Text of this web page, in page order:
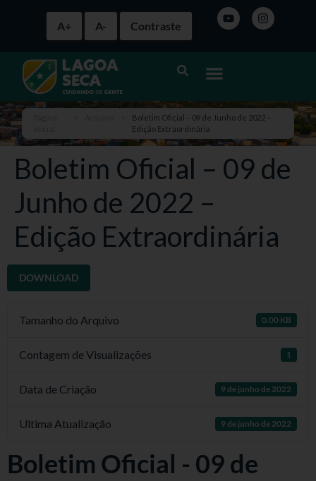
A+ A- Contraste
Boletim Oficial – 09 de Junho de 2022 –
Edição Extraordinária
Boletim Oficial – 09 de
Junho de 2022 –
Edição Extraordinária
DOWNLOAD
Tamanho do Arquivo 0.00 KB
Contagem de Visualizações 1
Data de Criação 9 de junho de 2022
Ultima Atualização 9 de junho de 2022
Boletim Oficial - 09 de